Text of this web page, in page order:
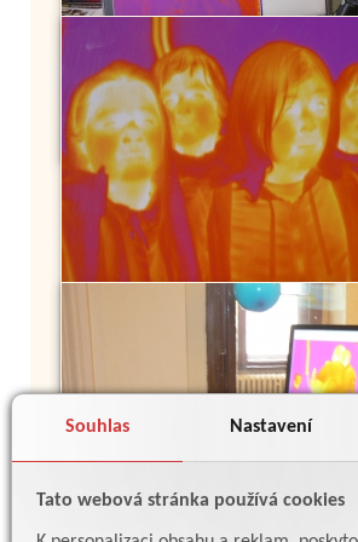
Souhlas Nastavení
Tato webová stránka používá cookies